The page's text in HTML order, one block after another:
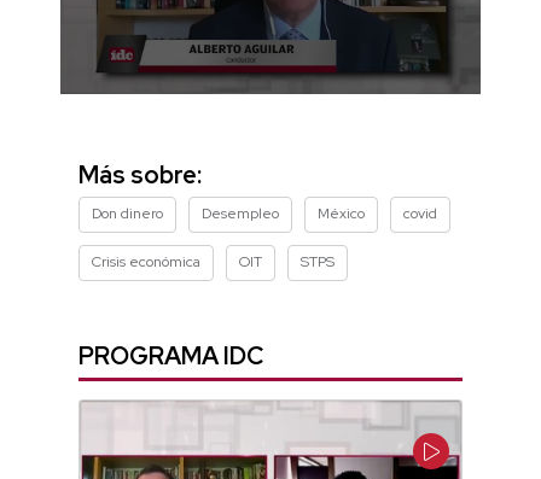
minutes,
12
seconds
Más sobre:
Don dinero Desempleo México covid
Crisis económica OIT STPS
PROGRAMA IDC